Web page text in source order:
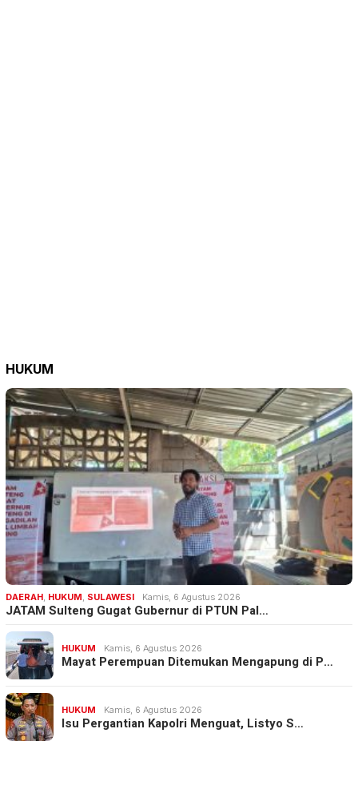
HUKUM
DAERAH HUKUM SULAWESI Kamis, 6 Agustus 2026
JATAM Sulteng Gugat Gubernur di PTUN Pal…
HUKUM Kamis, 6 Agustus 2026
Mayat Perempuan Ditemukan Mengapung di P…
HUKUM Kamis, 6 Agustus 2026
Isu Pergantian Kapolri Menguat, Listyo S…